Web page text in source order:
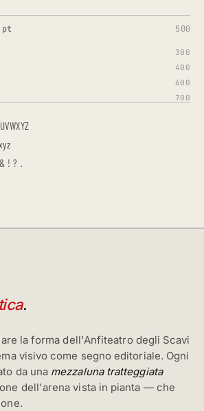
500
300
400
600
700
! ? .
.
la forma dell'Anfiteatro degli Scavi
visivo come segno editoriale. Ogni
da una mezzaluna tratteggiata
dell'arena vista in pianta — che